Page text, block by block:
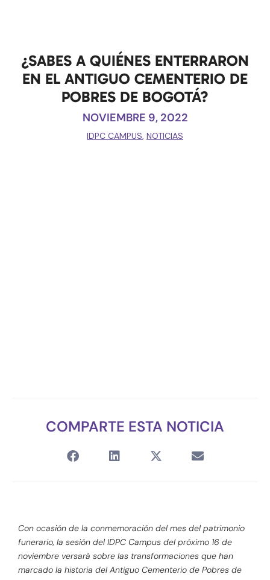
¿SABES A QUIÉNES ENTERRARON
EN EL ANTIGUO CEMENTERIO DE
POBRES DE BOGOTÁ?
NOVIEMBRE 9, 2022
IDPC CAMPUS, NOTICIAS
COMPARTE ESTA NOTICIA
Con ocasión de la conmemoración del mes del patrimonio
funerario, la sesión del IDPC Campus del próximo 16 de
noviembre versará sobre las transformaciones que han
marcado la historia del Antiguo Cementerio de Pobres de